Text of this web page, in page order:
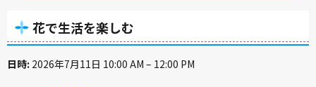
花で生活を楽しむ
日時: 2026年7月11日 10:00 AM – 12:00 PM